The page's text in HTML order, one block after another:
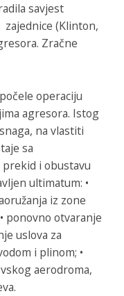
savjest
(Klinton,
Zračne
operaciju
agresora. Istog
na vlastiti
sa
prekid i obustavu
ultimatum: •
iz zone
ponovno otvaranje
uslova za
i plinom; •
aerodroma,